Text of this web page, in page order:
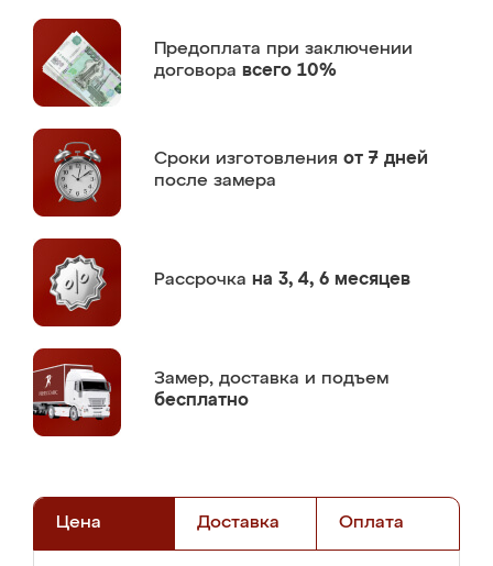
Предоплата при заключении
договора всего 10%
Сроки изготовления от 7 дней
после замера
Рассрочка на 3, 4, 6 месяцев
Замер, доставка и подъем
бесплатно
Цена Доставка Оплата